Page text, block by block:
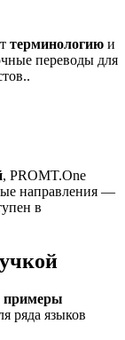
терминологию и
переводы для
, PROMT.One
направления —
в
примеры
ряда языков